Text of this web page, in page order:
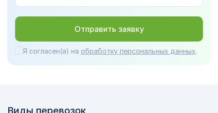
Отправить заявку
Я согласен(а) на обработку персональных данных.
Виды перевозок